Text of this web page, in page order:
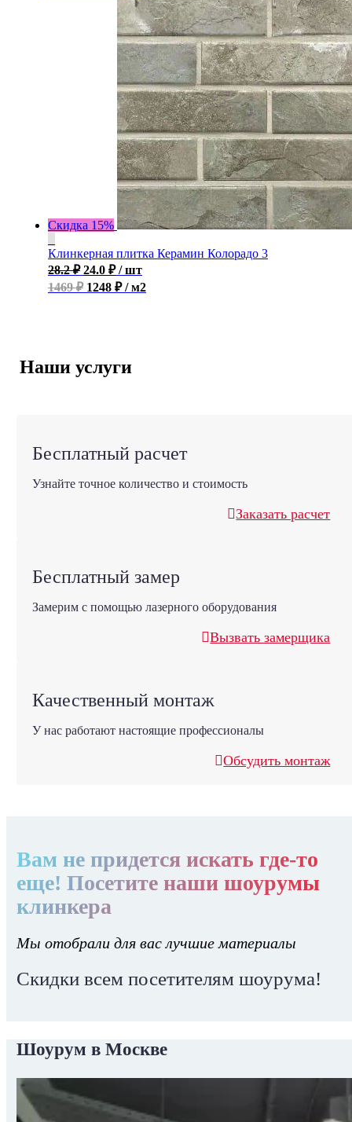
Скидка 15%
Клинкерная плитка Керамин Колорадо 3
28.2₽ 24.0 ₽ / шт
1469 ₽1248 ₽ / м2
Наши услуги
Бесплатный расчет
Узнайте точное количество и стоимость
Заказать расчет
Бесплатный замер
Замерим с помощью лазерного оборудования
Вызвать замерщика
Качественный монтаж
У нас работают настоящие профессионалы
Обсудить монтаж
Вам не придется искать где-то
еще! Посетите наши шоурумы
клинкера
Мы отобрали для вас лучшие материалы
Скидки всем посетителям шоурума!
Шоурум в Москве